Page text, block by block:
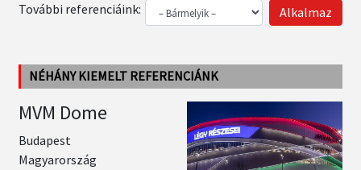
További referenciáink:
NÉHÁNY KIEMELT REFERENCIÁNK
MVM Dome
Budapest
Magyarország